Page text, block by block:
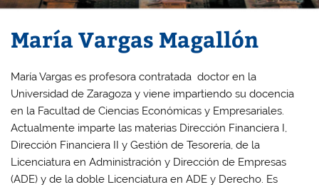
María Vargas Magallón
María Vargas es profesora contratada doctor en la
Universidad de Zaragoza y viene impartiendo su docencia
en la Facultad de Ciencias Económicas y Empresariales.
Actualmente imparte las materias Dirección Financiera I,
Dirección Financiera II y Gestión de Tesorería, de la
Licenciatura en Administración y Dirección de Empresas
(ADE) y de la doble Licenciatura en ADE y Derecho. Es